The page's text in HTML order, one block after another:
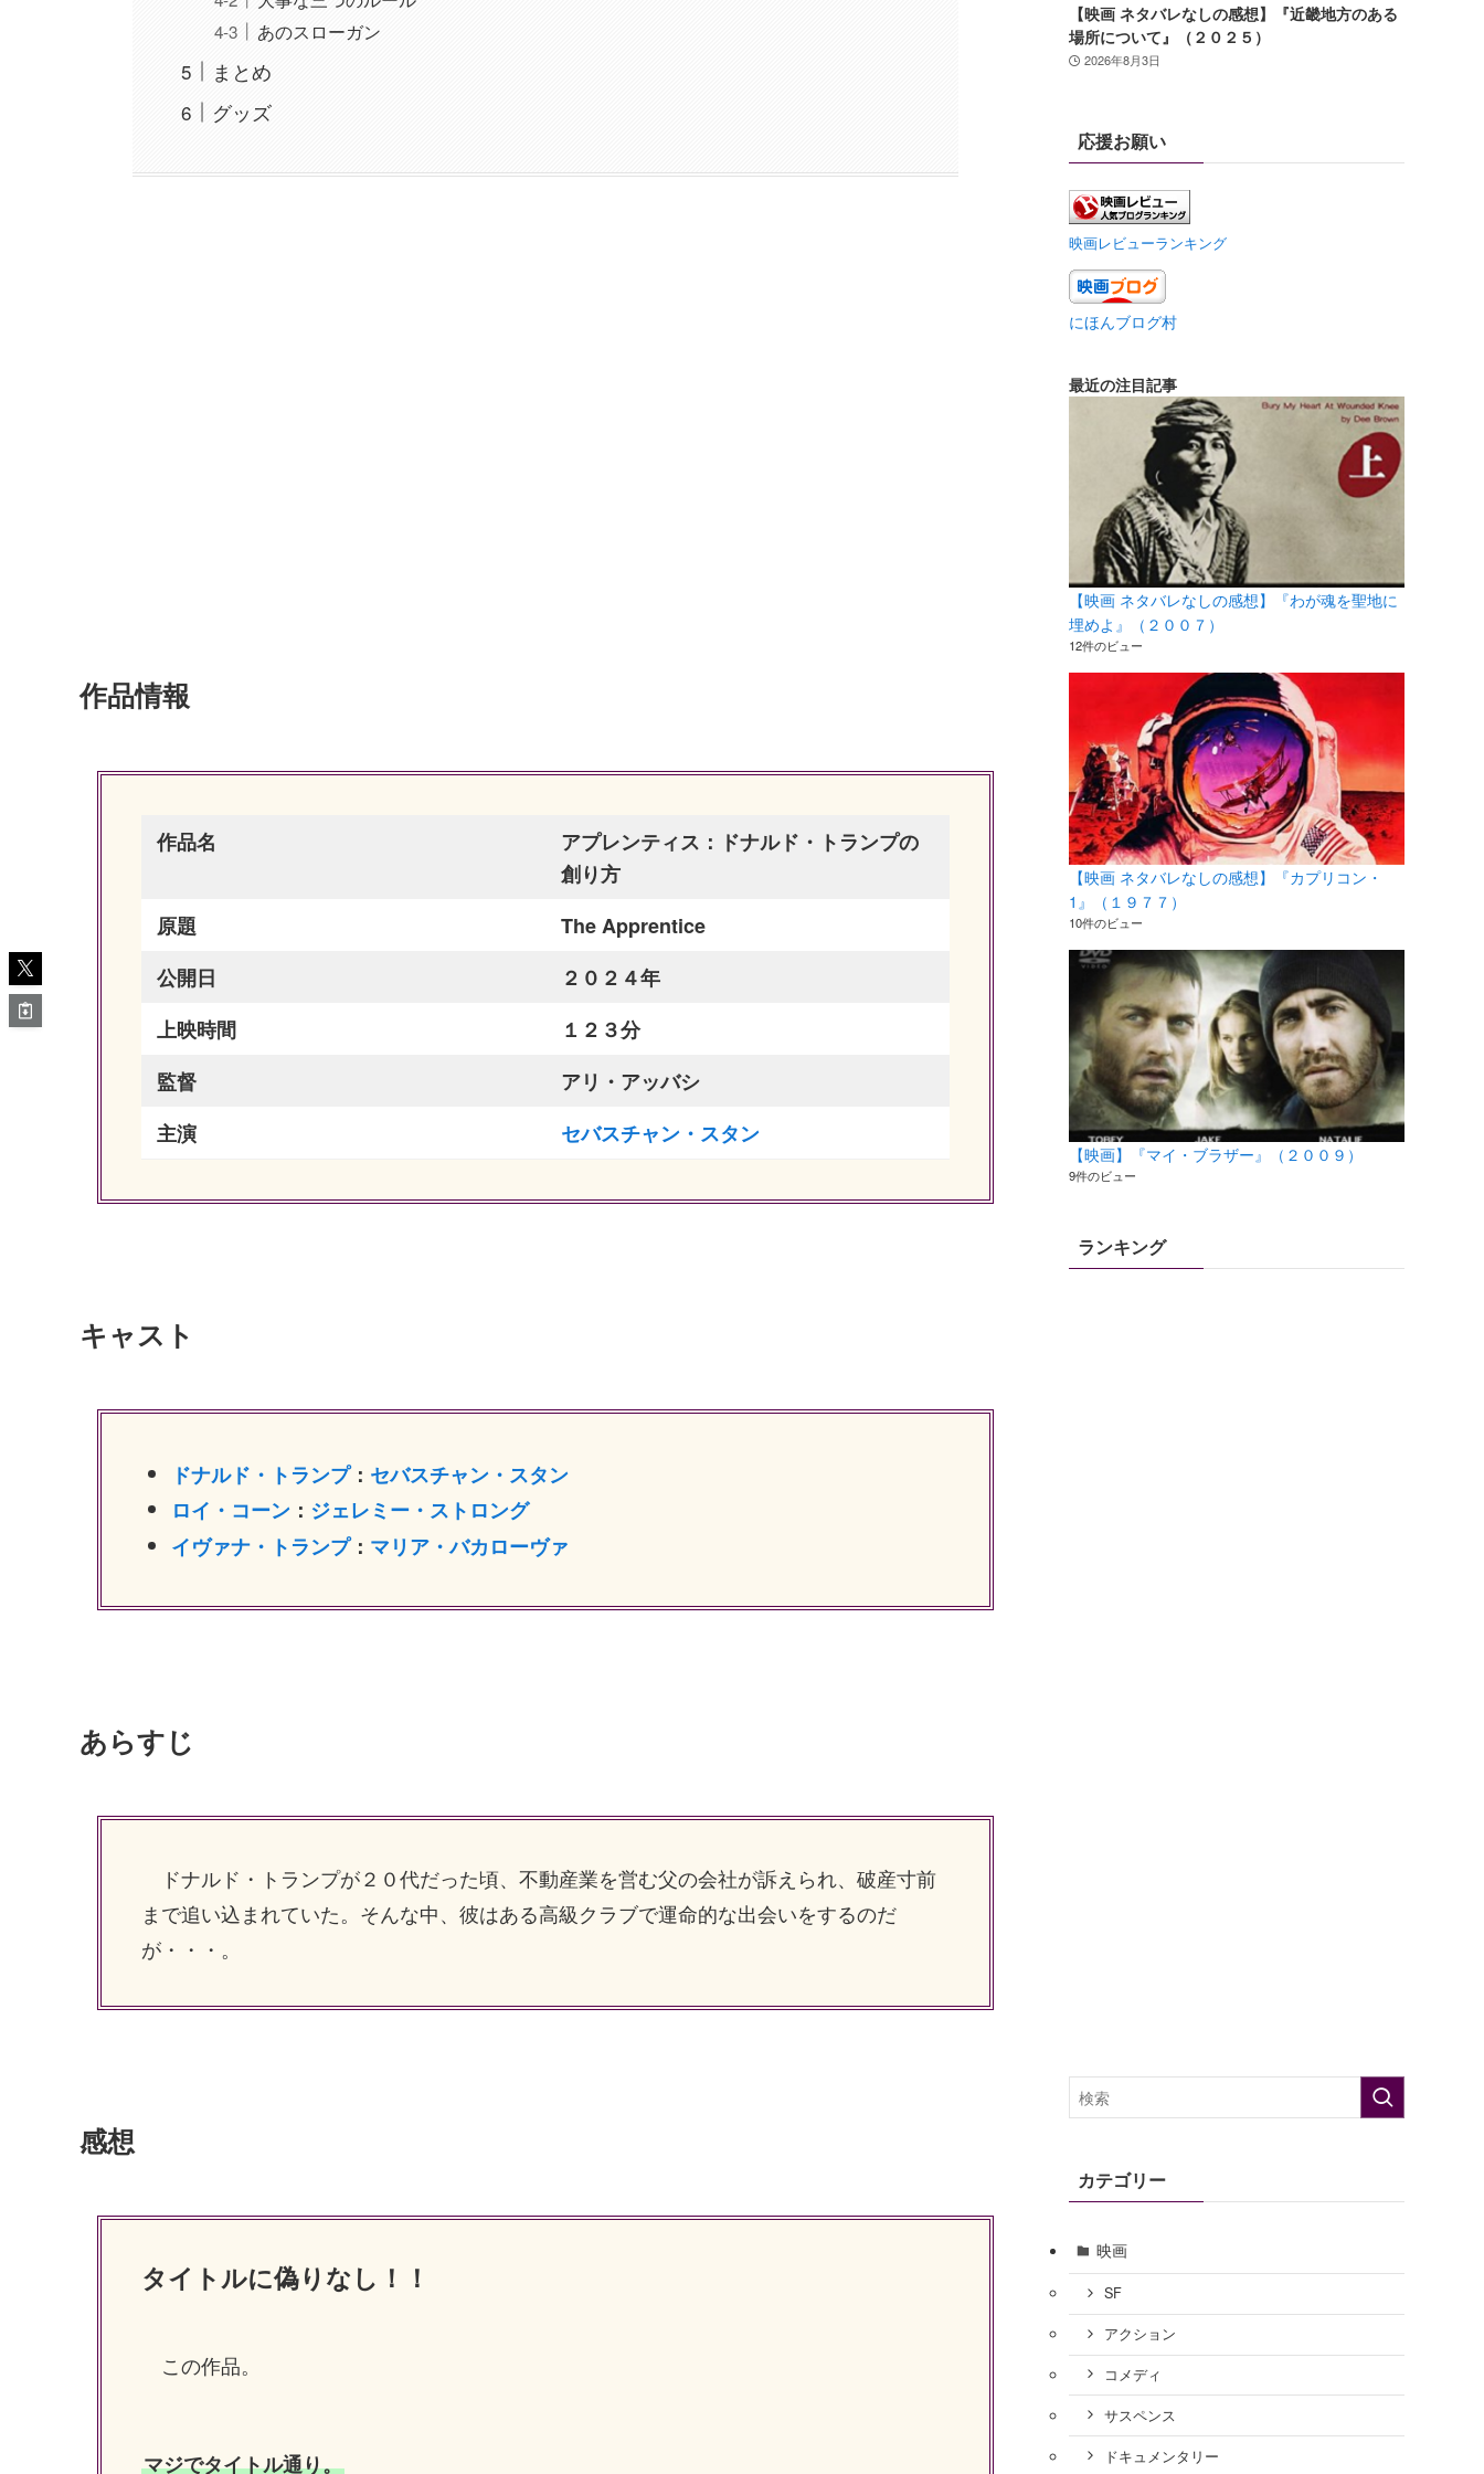
あのスローガン
まとめ
グッズ
作品情報
作品名
アプレンティス：ドナルド・トランプの
創り方
原題
The Apprentice
公開日
２０２４年
上映時間
１２３分
監督
アリ・アッバシ
主演
セバスチャン・スタン
キャスト
ドナルド・トランプ： セバスチャン・スタン
ロイ・コーン ： ジェレミー・ストロング
イヴァナ・トランプ： マリア・バカローヴァ
あらすじ
ドナルド・トランプが２０代だった頃、不動産業を営む父の会社が訴えられ、破産寸前
まで追い込まれていた。そんな中、彼はある高級クラブで運命的な出会いをするのだ
が・・・。
感想
タイトルに偽りなし！！
この作品。
マジでタイトル通り。
【映画 ネタバレなしの感想】『近畿地方のある
場所について』（２０２５）
2026年8月3日
応援お願い
映画レビューランキング
にほんブログ村
最近の注目記事
【映画 ネタバレなしの感想】『わが魂を聖地に
埋めよ』（２００７）
12件のビュー
【映画 ネタバレなしの感想】『カプリコン・
1』（１９７７）
10件のビュー
【映画】『マイ・ブラザー』（２００９）
9件のビュー
ランキング
カテゴリー
映画
SF
アクション
コメディ
サスペンス
ドキュメンタリー